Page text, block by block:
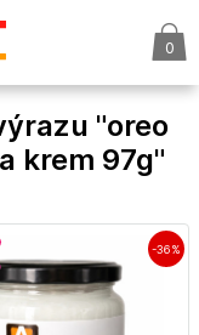
"oreo
krem 97g"
-36%
0